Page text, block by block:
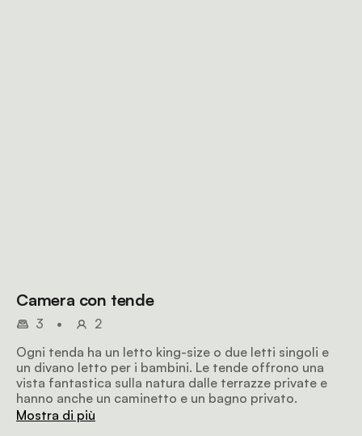
Camera con tende
3 •
2
Ogni tenda ha un letto king-size o due letti singoli e
un divano letto per i bambini. Le tende offrono una
vista fantastica sulla natura dalle terrazze private e
hanno anche un caminetto e un bagno privato.
Mostra di più